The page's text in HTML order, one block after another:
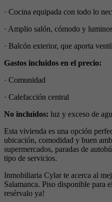
· Cocina equipada con todo lo
· Amplio salón, cómodo y
· Balcón exterior, que aporta
Gastos incluidos en el precio:
· Comunidad
· Calefacción central
No incluidos: luz y exceso de
Esta vivienda es una opción
ubicación, comodidad y buen
supermercados, paradas de
tipo de servicios.
Inmobiliaria Cylar te acerca al
Salamanca. Piso disponible para
resérvalo ya!